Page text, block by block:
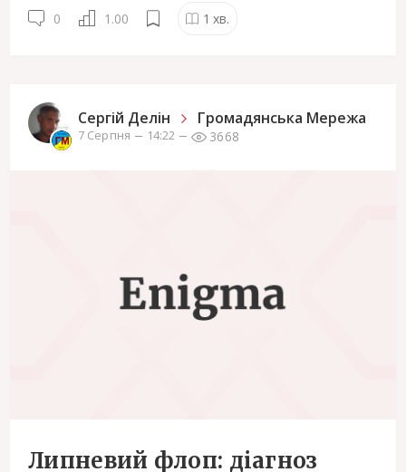
0 1.00 1 хв.
Сергiй Делін Громадянська Мережа
7 Серпня 14:22 3668
Липневий флоп: діагноз